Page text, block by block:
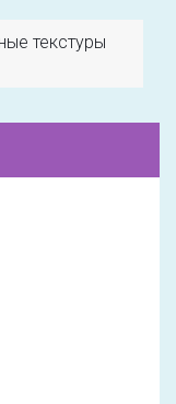
текстуры